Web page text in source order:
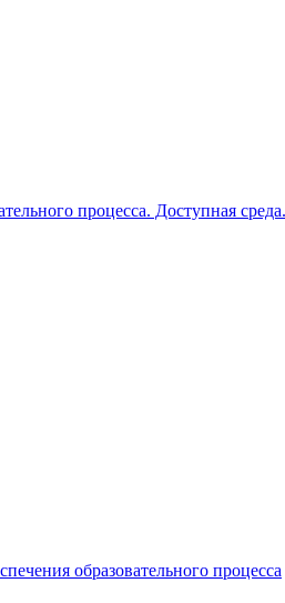
процесса. Доступная среда.
образовательного процесса